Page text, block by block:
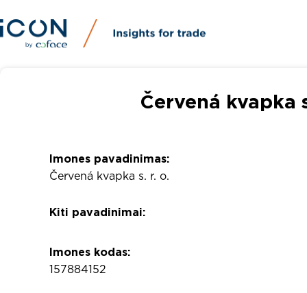
Červená kvapka
Imones pavadinimas:
Červená kvapka s. r. o.
Kiti pavadinimai:
Imones kodas:
157884152